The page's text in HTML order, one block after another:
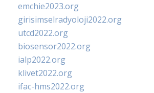
emchie2023.org
girisimselradyoloji2022.org
utcd2022.org
biosensor2022.org
ialp2022.org
klivet2022.org
ifac-hms2022.org